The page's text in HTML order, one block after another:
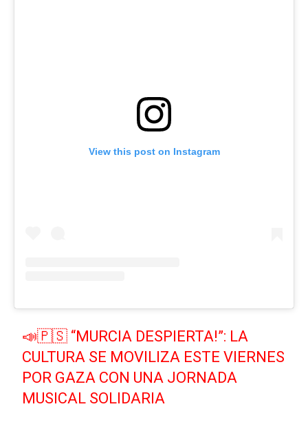
View this post on Instagram
📣🇵🇸 “MURCIA DESPIERTA!”: LA
CULTURA SE MOVILIZA ESTE VIERNES
POR GAZA CON UNA JORNADA
MUSICAL SOLIDARIA